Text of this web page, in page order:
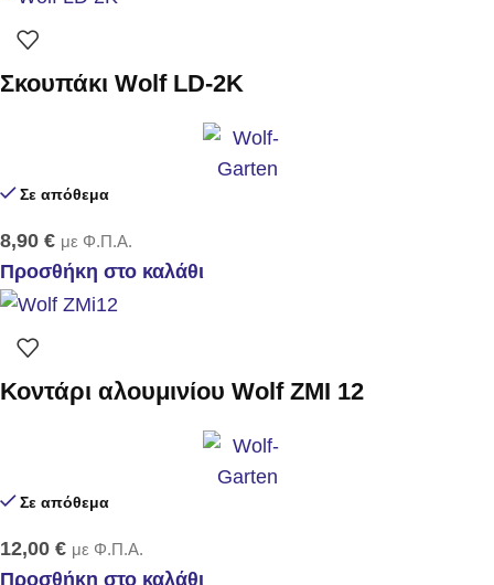
Σκουπάκι Wolf LD-2K
Σε απόθεμα
8,90 € με Φ.Π.Α.
Προσθήκη στο καλάθι
Κοντάρι αλουμινίου Wolf ZMI 12
Σε απόθεμα
12,00 € με Φ.Π.Α.
Προσθήκη στο καλάθι